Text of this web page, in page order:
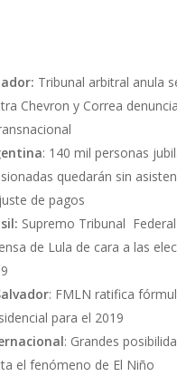
Tribunal arbitral anula
Chevron y Correa
: 140 mil personas
quedarán sin
de pagos
Supremo Tribunal
de Lula de cara a las
: FMLN ratifica
para el 2019
: Grandes
el fenómeno de El Niño